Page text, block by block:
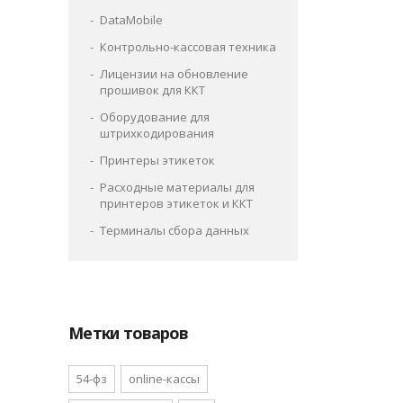
DataMobile
Контрольно-кассовая техника
Лицензии на обновление
прошивок для ККТ
Оборудование для
штрихкодирования
Принтеры этикеток
Расходные материалы для
принтеров этикеток и ККТ
Терминалы сбора данных
Метки товаров
54-фз online-кассы